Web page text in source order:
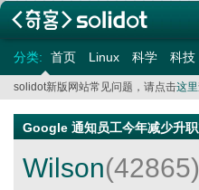
分类: 首页 Linux 科学 科技
solidot新版网站常见问题，请点击这里
Google 通知员工今年减少升
Wilson(42865)